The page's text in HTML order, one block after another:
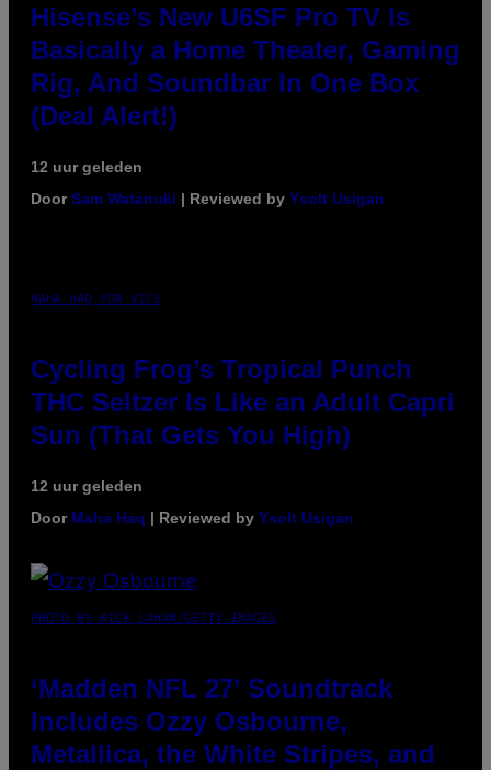
Hisense’s New U6SF Pro TV Is
Basically a Home Theater, Gaming
Rig, And Soundbar In One Box
(Deal Alert!)
12 uur geleden
DoorSam Watanuki | Reviewed by Ysolt Usigan
MAHA HAQ FOR VICE
Cycling Frog’s Tropical Punch
THC Seltzer Is Like an Adult Capri
Sun (That Gets You High)
12 uur geleden
Door Maha Haq | Reviewed by Ysolt Usigan
PHOTO BY NICK LAHAM/GETTY IMAGES
‘Madden NFL 27’ Soundtrack
Includes Ozzy Osbourne,
Metallica, the White Stripes, and